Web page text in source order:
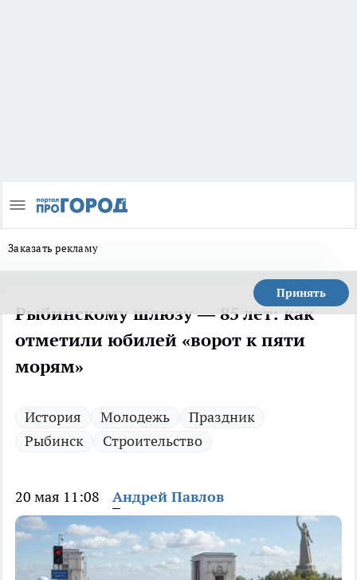
Заказать рекламу
Принять
Рыбинскому шлюзу — 85 лет: как
отметили юбилей «ворот к пяти
морям»
История Молодежь
Праздник
Рыбинск
Строительство
20 мая 11:08 Андрей Павлов